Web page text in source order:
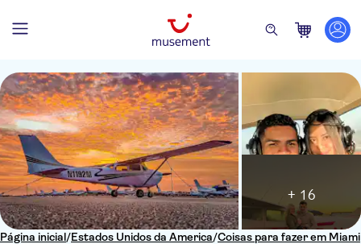
Página inicial/Estados Unidos da America/Coisas para fazer em Miami
+ 16